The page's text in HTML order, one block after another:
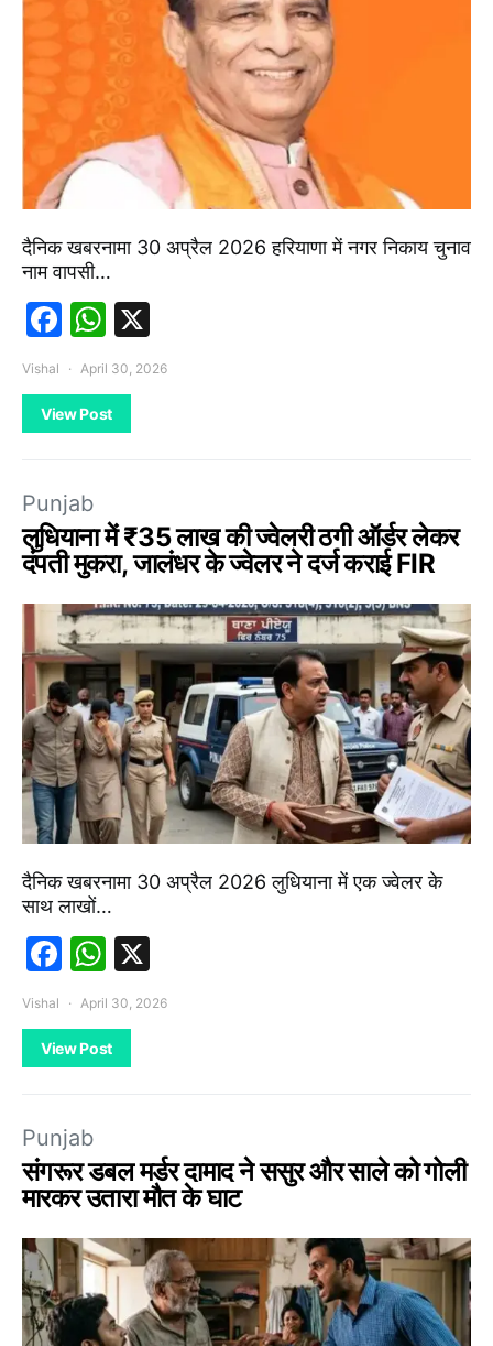
दैनिक खबरनामा 30 अप्रैल 2026 हरियाणा में नगर निकाय चुनाव
नाम वापसी…
Facebook
WhatsApp
Vishal April 30, 2026
View Post
Punjab
लुधियाना में ₹35 लाख की ज्वेलरी ठगी ऑर्डर लेकर
दंपती मुकरा, जालंधर के ज्वेलर ने दर्ज कराई FIR
दैनिक खबरनामा 30 अप्रैल 2026 लुधियाना में एक ज्वेलर के
साथ लाखों…
Facebook
WhatsApp
Vishal April 30, 2026
View Post
Punjab
संगरूर डबल मर्डर दामाद ने ससुर और साले को गोली
मारकर उतारा मौत के घाट